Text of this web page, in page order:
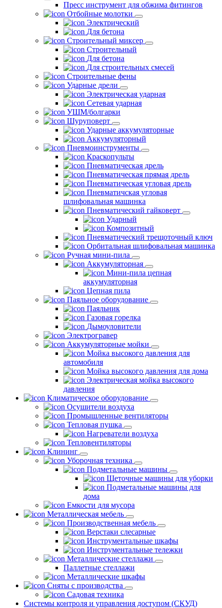
Пресс инструмент для обжима фитингов
Отбойные молотки
Электрический
Для бетона
Строительный миксер
Строительный
Для бетона
Для строительных смесей
Строительные фены
Ударные дрели
Электрическая ударная
Сетевая ударная
УШМ/болгарки
Шуруповерт
Ударные аккумуляторные
Аккумуляторный
Пневмоинструменты
Краскопульты
Пневматическая дрель
Пневматическая прямая дрель
Пневматическая угловая дрель
Пневматичская угловая
шлифовальная машинка
Пневматический гайковерт
Ударный
Композитный
Пневматический трещоточный ключ
Орбитальная шлифовальная машинка
Ручная мини-пила
Аккумуляторная
Мини-пила цепная
аккумуляторная
Цепная пила
Паяльное оборудование
Паяльник
Газовая горелка
Дымоуловители
Электрогравер
Аккумуляторные мойки
Мойка высокого давления для
автомобиля
Мойка высокого давления для дома
Электрическая мойка высокого
давления
Климатическое оборудование
Осушители воздуха
Промышленные вентиляторы
Тепловая пушка
Нагреватели воздуха
Тепловентиляторы
Клининг
Уборочная техника
Подметальные машины
Щеточные машины для уборки
Подметальные машины для
дома
Емкости для мусора
Металлическая мебель
Производственная мебель
Верстаки слесарные
Инструментальные шкафы
Инструментальные тележки
Металлические стеллажи
Паллетные стеллажи
Металлические шкафы
Сняты с производства
Садовая техника
Системы контроля и управления доступом (СКУД)